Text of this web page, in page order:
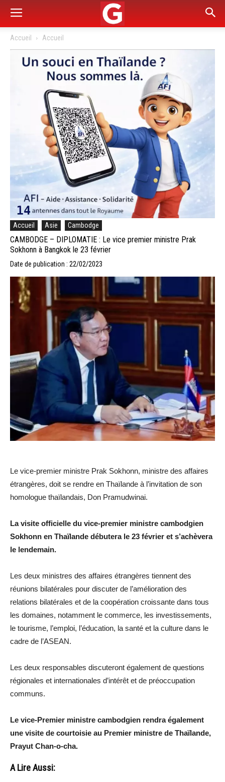
Accueil Accueil
Accueil Asie Cambodge
CAMBODGE – DIPLOMATIE : Le vice premier ministre Prak
Sokhonn à Bangkok le 23 février
Date de publication : 22/02/2023
Le vice-premier ministre Prak Sokhonn, ministre des affaires
étrangères, doit se rendre en Thaïlande à l’invitation de son
homologue thaïlandais, Don Pramudwinai.
La visite officielle du vice-premier ministre cambodgien
Sokhonn en Thaïlande débutera le 23 février et s’achèvera
le lendemain.
Les deux ministres des affaires étrangères tiennent des
réunions bilatérales pour discuter de l’amélioration des
relations bilatérales et de la coopération croissante dans tous
les domaines, notamment le commerce, les investissements,
le tourisme, l’emploi, l’éducation, la santé et la culture dans le
cadre de l’ASEAN.
Les deux responsables discuteront également de questions
régionales et internationales d’intérêt et de préoccupation
communs.
Le vice-Premier ministre cambodgien rendra également
une visite de courtoisie au Premier ministre de Thaïlande,
Prayut Chan-o-cha.
A Lire Aussi: